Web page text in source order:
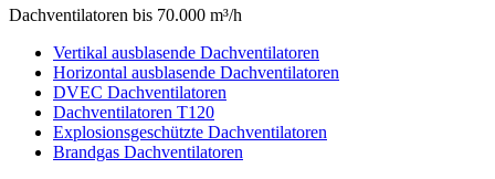
Dachventilatoren bis 70.000 m³/h
Vertikal ausblasende Dachventilatoren
Horizontal ausblasende Dachventilatoren
DVEC Dachventilatoren
Dachventilatoren T120
Explosionsgeschützte Dachventilatoren
Brandgas Dachventilatoren